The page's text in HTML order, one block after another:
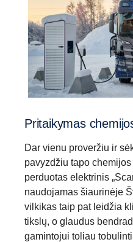
Pritaikymas
Dar vienu proveržiu ir
pavyzdžiu tapo
perduotas elektrinis
naudojamas šiaurinėje
vilkikas taip pat leidžia
tikslų, o glaudus
gamintojui toliau